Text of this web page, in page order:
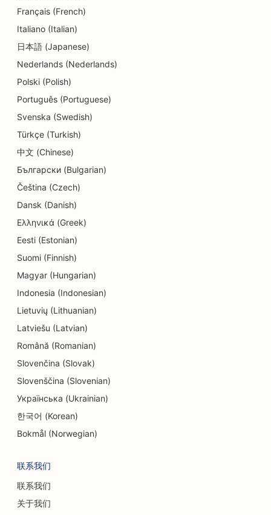
Français (French)
Italiano (Italian)
日本語 (Japanese)
Nederlands (Nederlands)
Polski (Polish)
Português (Portuguese)
Svenska (Swedish)
Türkçe (Turkish)
中文 (Chinese)
Български (Bulgarian)
Čeština (Czech)
Dansk (Danish)
Ελληνικά (Greek)
Eesti (Estonian)
Suomi (Finnish)
Magyar (Hungarian)
Indonesia (Indonesian)
Lietuvių (Lithuanian)
Latviešu (Latvian)
Română (Romanian)
Slovenčina (Slovak)
Slovenščina (Slovenian)
Українська (Ukrainian)
한국어 (Korean)
Bokmål (Norwegian)
联系我们
联系我们
关于我们